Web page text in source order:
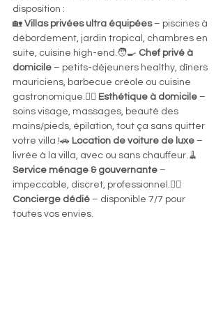
disposition :
🏡 Villas privées ultra équipées – piscines à
débordement, jardin tropical, chambres en
suite, cuisine high-end.🧑‍🍳 Chef privé à
domicile – petits-déjeuners healthy, dîners
mauriciens, barbecue créole ou cuisine
gastronomique.🧖‍♀️ Esthétique à domicile –
soins visage, massages, beauté des
mains/pieds, épilation, tout ça sans quitter
votre villa !🚗 Location de voiture de luxe –
livrée à la villa, avec ou sans chauffeur.🧹
Service ménage & gouvernante –
impeccable, discret, professionnel.👩‍✈️
Concierge dédié – disponible 7/7 pour
toutes vos envies.